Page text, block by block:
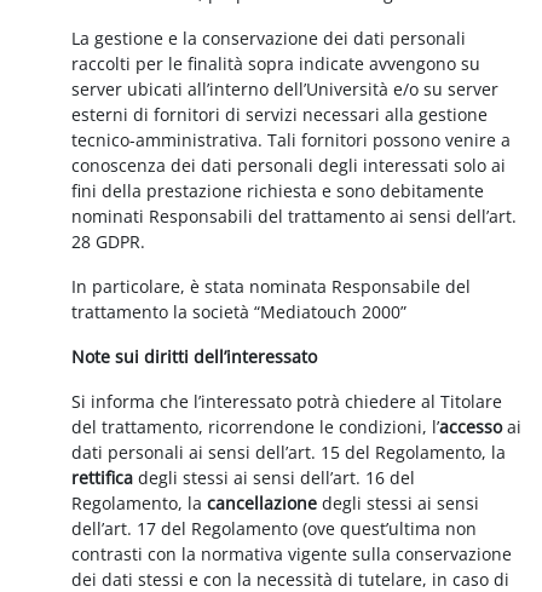
La gestione e la conservazione dei dati personali
raccolti per le finalità sopra indicate avvengono su
server ubicati all’interno dell’Università e/o su server
esterni di fornitori di servizi necessari alla gestione
tecnico-amministrativa. Tali fornitori possono venire a
conoscenza dei dati personali degli interessati solo ai
fini della prestazione richiesta e sono debitamente
nominati Responsabili del trattamento ai sensi dell’art.
28 GDPR.
In particolare, è stata nominata Responsabile del
trattamento la società “Mediatouch 2000”
Note sui diritti dell’interessato
Si informa che l’interessato potrà chiedere al Titolare
del trattamento, ricorrendone le condizioni, l’accessoai
dati personali ai sensi dell’art. 15 del Regolamento, la
rettificadegli stessi ai sensi dell’art. 16 del
Regolamento, lacancellazione degli stessi ai sensi
dell’art. 17 del Regolamento (ove quest’ultima non
contrasti con la normativa vigente sulla conservazione
dei dati stessi e con la necessità di tutelare, in caso di